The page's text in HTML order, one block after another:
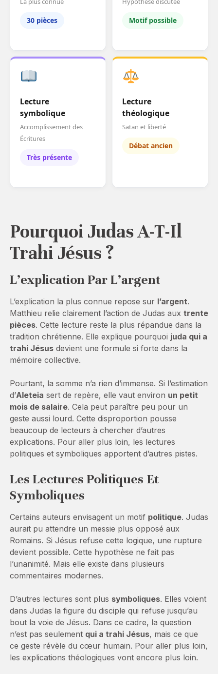
30 pièces Motif possible
Lecture
symbolique
Accomplissement des
Écritures
Très présente
Lecture
théologique
Satan et liberté
Débat ancien
Pourquoi Judas A-T-Il
Trahi Jésus ?
L’explication Par L’argent
L’explication la plus connue repose sur l’argent.
Matthieu relie clairement l’action de Judas aux trente
pièces. Cette lecture reste la plus répandue dans la
tradition chrétienne. Elle explique pourquoi juda qui a
trahi Jésus devient une formule si forte dans la
mémoire collective.
Pourtant, la somme n’a rien d’immense. Si l’estimation
d’Aleteia sert de repère, elle vaut environ un petit
mois de salaire. Cela peut paraître peu pour un
geste aussi lourd. Cette disproportion pousse
beaucoup de lecteurs à chercher d’autres
explications. Pour aller plus loin, les lectures
politiques et symboliques apportent d’autres pistes.
Les Lectures Politiques Et
Symboliques
Certains auteurs envisagent un motif politique. Judas
aurait pu attendre un messie plus opposé aux
Romains. Si Jésus refuse cette logique, une rupture
devient possible. Cette hypothèse ne fait pas
l’unanimité. Mais elle existe dans plusieurs
commentaires modernes.
D’autres lectures sont plus symboliques. Elles voient
dans Judas la figure du disciple qui refuse jusqu’au
bout la voie de Jésus. Dans ce cadre, la question
n’est pas seulement qui a trahi Jésus, mais ce que
ce geste révèle du cœur humain. Pour aller plus loin,
les explications théologiques vont encore plus loin.